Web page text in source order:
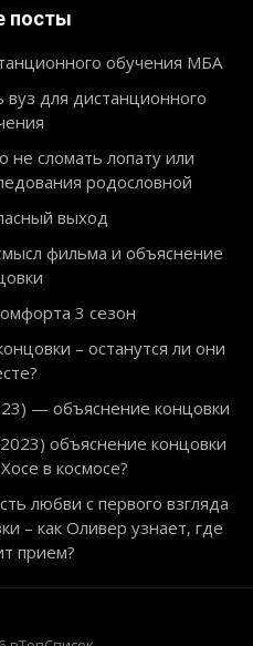
посты
обучения МБА
вуз для дистанционного
не сломать лопату или
родословной
выход
фильма и объяснение
3 сезон
– останутся ли они
— объяснение концовки
объяснение концовки
в космосе?
любви с первого взгляда
– как Оливер узнает, где
прием?